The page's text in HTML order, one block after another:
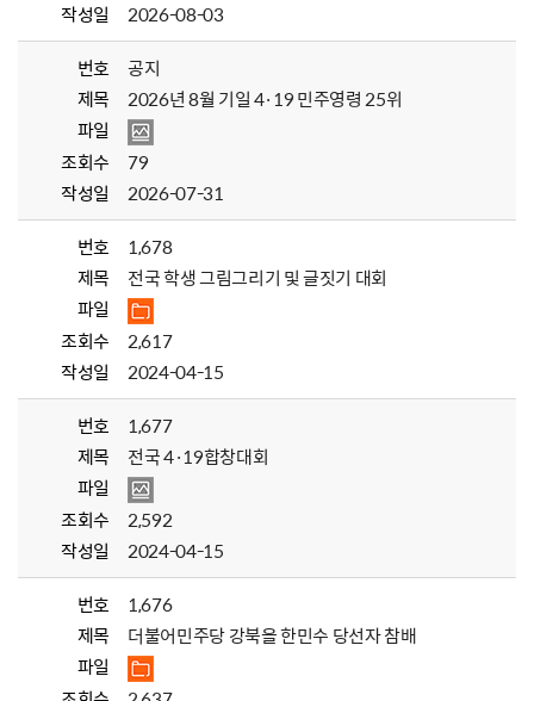
작성일
2026-08-03
번호
공지
제목
2026년 8월 기일 4·19 민주영령 25위
파일
조회수
79
작성일
2026-07-31
번호
1,678
제목
전국 학생 그림그리기 및 글짓기 대회
파일
조회수
2,617
작성일
2024-04-15
번호
1,677
제목
전국 4·19합창대회
파일
조회수
2,592
작성일
2024-04-15
번호
1,676
제목
더불어민주당 강북을 한민수 당선자 참배
파일